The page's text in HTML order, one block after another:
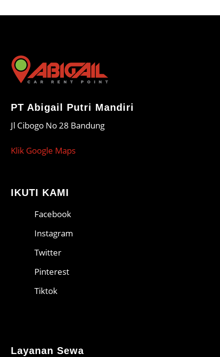
PT Abigail Putri Mandiri
Jl Cibogo No 28 Bandung
Klik Google Maps
IKUTI KAMI
Facebook
Instagram
Twitter
Pinterest
Tiktok
Layanan Sewa